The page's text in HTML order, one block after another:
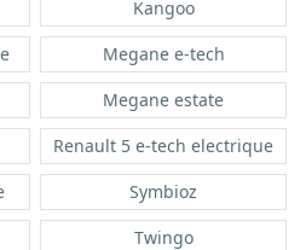
Kangoo
Megane e-tech
Megane estate
Renault 5 e-tech electrique
Symbioz
Twingo